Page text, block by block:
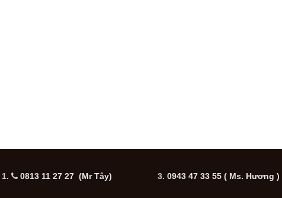
1. 0813 11 27 27 (Mr Tây) 3. 0943 47 33 55( Ms. Hương )